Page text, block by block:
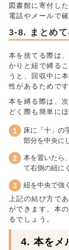
図書館に寄付し
電話やメールで
まとめ
本を捨てる際は
かりと紐で縛る
うと、回収中に
性があるためです
本を縛る際は、
どく際も簡単に
床に「十」の
部分を中央に
本を置いたら
て右側の紐に
紐を中央で強
上記の結び方で
ができます。本
るでしょう。
本をメ